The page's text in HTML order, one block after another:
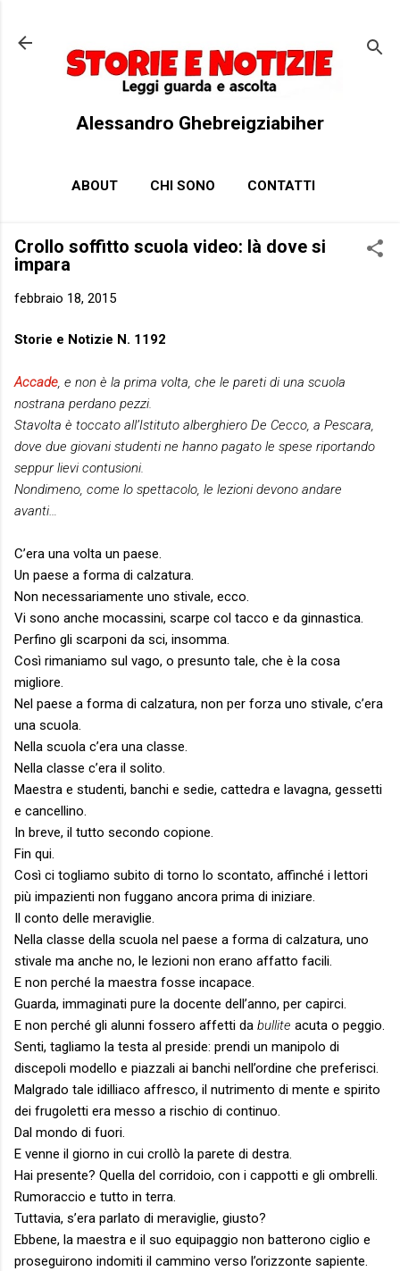
Alessandro Ghebreigziabiher
ABOUT CHI SONO CONTATTI
Crollo soffitto scuola video: là dove si
impara
febbraio 18, 2015
Storie e Notizie N. 1192
Accade, e non è la prima volta, che le pareti di una scuola
nostrana perdano pezzi.
Stavolta è toccato all’Istituto alberghiero De Cecco, a Pescara,
dove due giovani studenti ne hanno pagato le spese riportando
seppur lievi contusioni.
Nondimeno, come lo spettacolo, le lezioni devono andare
avanti…
C’era una volta un paese.
Un paese a forma di calzatura.
Non necessariamente uno stivale, ecco.
Vi sono anche mocassini, scarpe col tacco e da ginnastica.
Perfino gli scarponi da sci, insomma.
Così rimaniamo sul vago, o presunto tale, che è la cosa
migliore.
Nel paese a forma di calzatura, non per forza uno stivale, c’era
una scuola.
Nella scuola c’era una classe.
Nella classe c’era il solito.
Maestra e studenti, banchi e sedie, cattedra e lavagna, gessetti
e cancellino.
In breve, il tutto secondo copione.
Fin qui.
Così ci togliamo subito di torno lo scontato, affinché i lettori
più impazienti non fuggano ancora prima di iniziare.
Il conto delle meraviglie.
Nella classe della scuola nel paese a forma di calzatura, uno
stivale ma anche no, le lezioni non erano affatto facili.
E non perché la maestra fosse incapace.
Guarda, immaginati pure la docente dell’anno, per capirci.
E non perché gli alunni fossero affetti da bullite acuta o peggio.
Senti, tagliamo la testa al preside: prendi un manipolo di
discepoli modello e piazzali ai banchi nell’ordine che preferisci.
Malgrado tale idilliaco affresco, il nutrimento di mente e spirito
dei frugoletti era messo a rischio di continuo.
Dal mondo di fuori.
E venne il giorno in cui crollò la parete di destra.
Hai presente? Quella del corridoio, con i cappotti e gli ombrelli.
Rumoraccio e tutto in terra.
Tuttavia, s’era parlato di meraviglie, giusto?
Ebbene, la maestra e il suo equipaggio non batterono ciglio e
proseguirono indomiti il cammino verso l’orizzonte sapiente.